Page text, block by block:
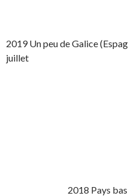
2019 Un peu de Galice
juillet
2018 Pays